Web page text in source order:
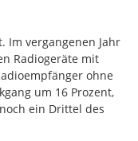
Im vergangenen Jahr
Radiogeräte mit
ohne
um 16 Prozent,
ein Drittel des